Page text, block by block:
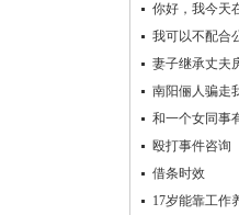
你好，我今天
贷款，合同签后
走，结果说银行
我可以不配合
妻子继承丈夫
吗南阳俪人骗走
和一个女同事
知道告我强奸，
殴打事件咨询
借条时效
17岁能靠工作